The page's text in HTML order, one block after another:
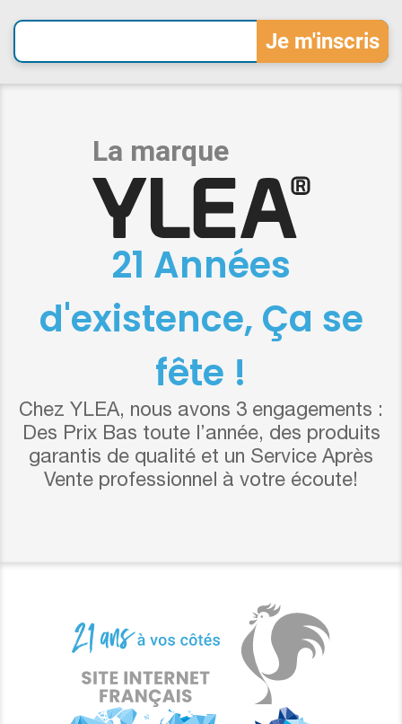
21 Années
d'existence, Ça se
fête !
Chez YLEA, nous avons 3 engagements :
Des Prix Bas toute l’année, des produits
garantis de qualité et un Service Après
Vente professionnel à votre écoute!